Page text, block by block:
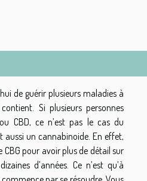
de guérir plusieurs maladies à
Si plusieurs personnes
CBD, ce n’est pas le cas du
aussi un cannabinoide. En effet,
CBG pour avoir plus de détail sur
d’années. Ce n’est qu’à